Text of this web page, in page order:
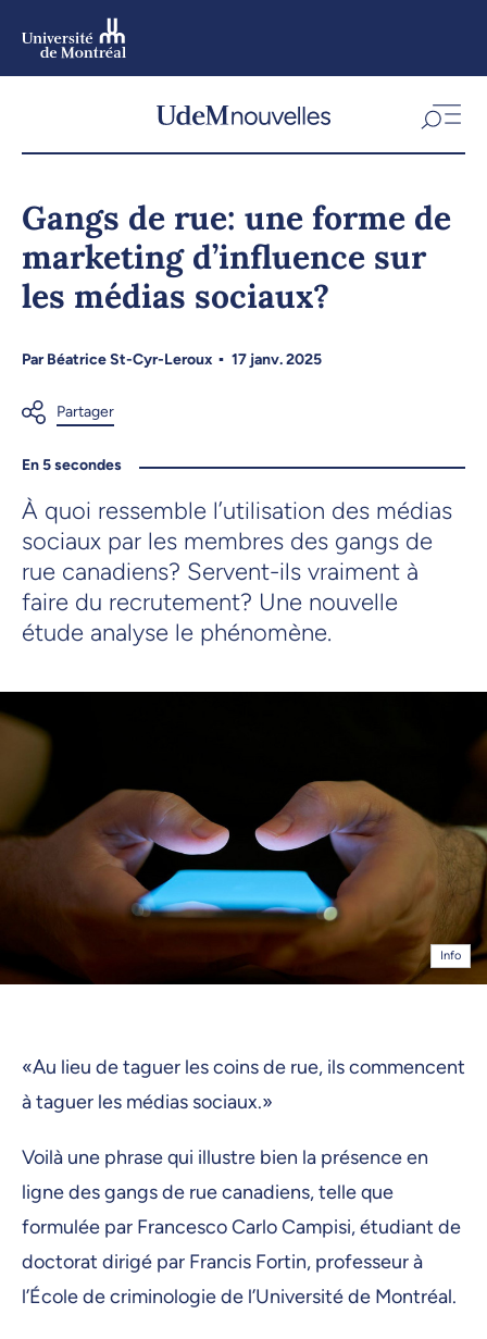
Gangs de rue: une forme de
marketing d’influence sur
les médias sociaux?
ParBéatrice St-Cyr-Leroux 17 janv. 2025
En 5 secondes
À quoi ressemble l’utilisation des médias
sociaux par les membres des gangs de
rue canadiens? Servent-ils vraiment à
faire du recrutement? Une nouvelle
étude analyse le phénomène.
Info
«Au lieu de taguer les coins de rue, ils commencent
à taguer les médias sociaux.»
Voilà une phrase qui illustre bien la présence en
ligne des gangs de rue canadiens, telle que
formulée par Francesco Carlo Campisi, étudiant de
doctorat dirigé par Francis Fortin, professeur à
l’École de criminologie de l’Université de Montréal.